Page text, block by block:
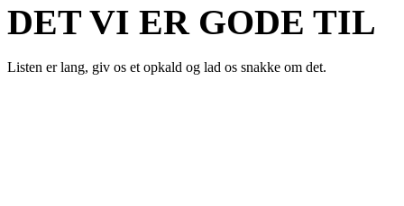
DET VI ER GODE TIL
Listen er lang, giv os et opkald og lad os snakke om det.